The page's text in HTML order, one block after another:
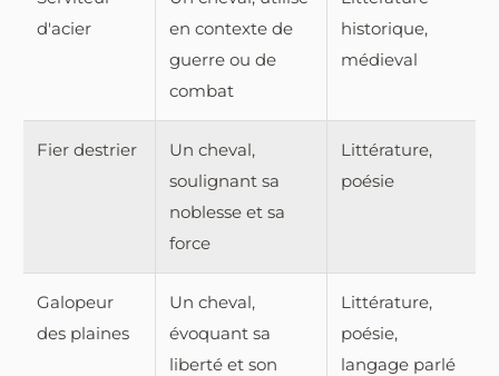
d'acier
en contexte de
guerre ou de
combat
historique,
médieval
Fier destrier
Un cheval,
soulignant sa
noblesse et sa
force
Littérature,
poésie
Galopeur
des plaines
Un cheval,
évoquant sa
liberté et son
Littérature,
poésie,
langage parlé